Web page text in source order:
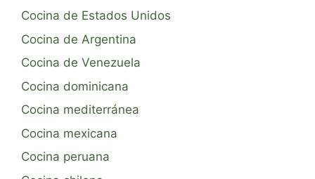
Cocina de Estados Unidos
Cocina de Argentina
Cocina de Venezuela
Cocina dominicana
Cocina mediterránea
Cocina mexicana
Cocina peruana